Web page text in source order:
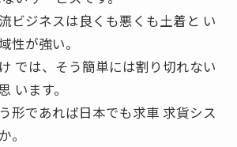
ビジネスは良くも悪くも土着と い
性が強い。
では、そう簡単には割り切れない
います。
形であれば日本でも求車 求貨シス
。